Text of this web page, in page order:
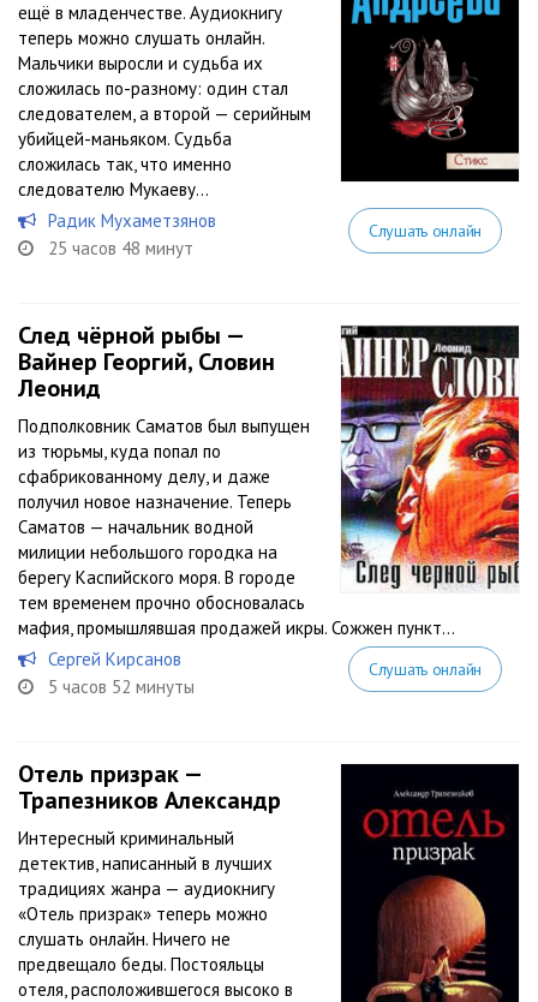
ещё в младенчестве. Аудиокнигу
теперь можно слушать онлайн.
Мальчики выросли и судьба их
сложилась по-разному: один стал
следователем, а второй — серийным
убийцей-маньяком. Судьба
сложилась так, что именно
следователю Мукаеву...
Радик Мухаметзянов
25 часов 48 минут
Слушать онлайн
След чёрной рыбы —
Вайнер Георгий, Словин
Леонид
Подполковник Саматов был выпущен
из тюрьмы, куда попал по
сфабрикованному делу, и даже
получил новое назначение. Теперь
Саматов — начальник водной
милиции небольшого городка на
берегу Каспийского моря. В городе
тем временем прочно обосновалась
мафия, промышлявшая продажей икры. Сожжен пункт...
Сергей Кирсанов
5 часов 52 минуты
Слушать онлайн
Отель призрак —
Трапезников Александр
Интересный криминальный
детектив, написанный в лучших
традициях жанра — аудиокнигу
«Отель призрак» теперь можно
слушать онлайн. Ничего не
предвещало беды. Постояльцы
отеля, расположившегося высоко в